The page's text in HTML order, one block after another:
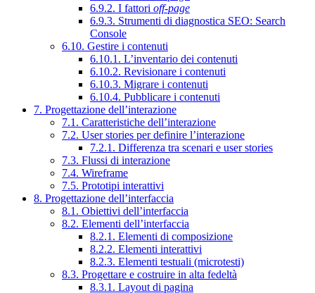
6.9.2. I fattori off-page
6.9.3. Strumenti di diagnostica SEO: Search
Console
6.10. Gestire i contenuti
6.10.1. L’inventario dei contenuti
6.10.2. Revisionare i contenuti
6.10.3. Migrare i contenuti
6.10.4. Pubblicare i contenuti
7. Progettazione dell’interazione
7.1. Caratteristiche dell’interazione
7.2. User stories per definire l’interazione
7.2.1. Differenza tra scenari e user stories
7.3. Flussi di interazione
7.4. Wireframe
7.5. Prototipi interattivi
8. Progettazione dell’interfaccia
8.1. Obiettivi dell’interfaccia
8.2. Elementi dell’interfaccia
8.2.1. Elementi di composizione
8.2.2. Elementi interattivi
8.2.3. Elementi testuali (microtesti)
8.3. Progettare e costruire in alta fedeltà
8.3.1. Layout di pagina